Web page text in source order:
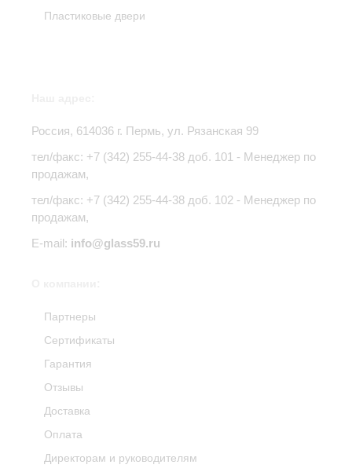
Пластиковые двери
Россия, 614036 г. Пермь, ул. Рязанская 99
тел/факс: +7 (342) 255-44-38 доб. 101 - Менеджер по
продажам,
тел/факс: +7 (342) 255-44-38 доб. 102 - Менеджер по
продажам,
E-mail: info@glass59.ru
Партнеры
Сертификаты
Гарантия
Отзывы
Доставка
Оплата
Директорам и руководителям